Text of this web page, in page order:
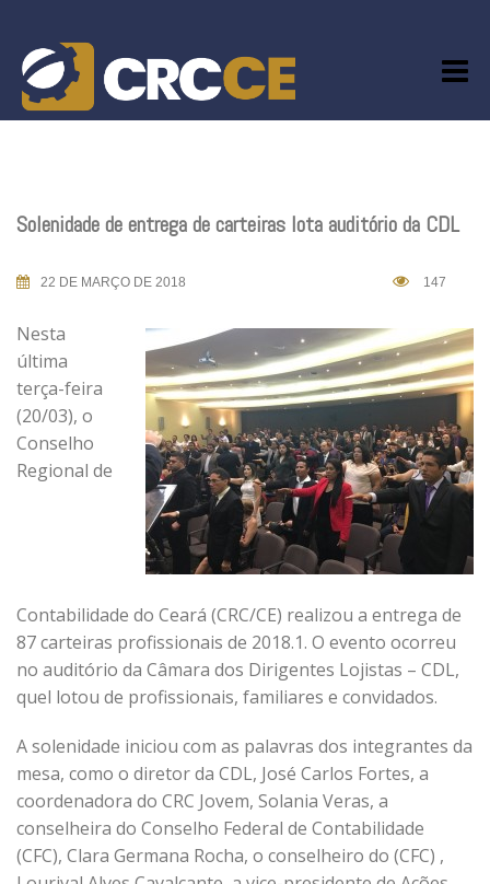
content
Solenidade de entrega de carteiras lota auditório da CDL
22 DE MARÇO DE 2018 147
Nesta
última
terça-feira
(20/03), o
Conselho
Regional de
Contabilidade do Ceará (CRC/CE) realizou a entrega de
87 carteiras profissionais de 2018.1. O evento ocorreu
no auditório da Câmara dos Dirigentes Lojistas – CDL,
quel lotou de profissionais, familiares e convidados.
A solenidade iniciou com as palavras dos integrantes da
mesa, como o diretor da CDL, José Carlos Fortes, a
coordenadora do CRC Jovem, Solania Veras, a
conselheira do Conselho Federal de Contabilidade
(CFC), Clara Germana Rocha, o conselheiro do (CFC) ,